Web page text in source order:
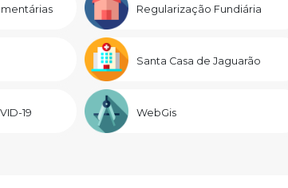
Regularização Fundiária
Santa Casa de Jaguarão
19 WebGis